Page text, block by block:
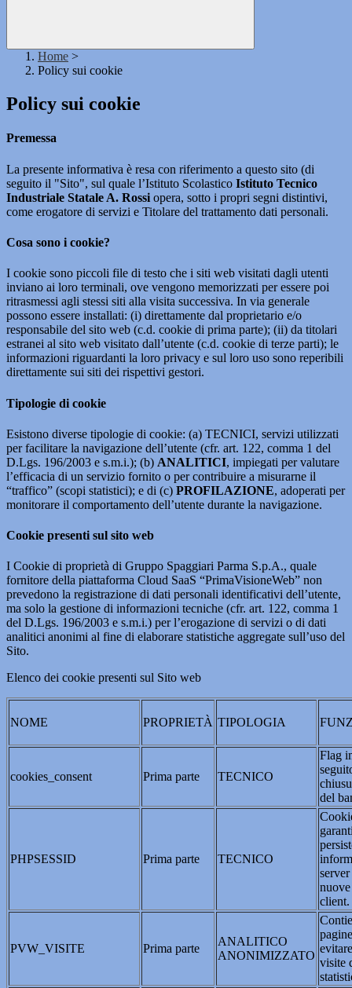
Home >
Policy sui cookie
Policy sui cookie
Premessa
La presente informativa è resa con riferimento a questo sito (di
seguito il "Sito", sul quale l’Istituto Scolastico Istituto Tecnico
Industriale Statale A. Rossi opera, sotto i propri segni distintivi,
come erogatore di servizi e Titolare del trattamento dati personali.
Cosa sono i cookie?
I cookie sono piccoli file di testo che i siti web visitati dagli utenti
inviano ai loro terminali, ove vengono memorizzati per essere poi
ritrasmessi agli stessi siti alla visita successiva. In via generale
possono essere installati: (i) direttamente dal proprietario e/o
responsabile del sito web (c.d. cookie di prima parte); (ii) da titolari
estranei al sito web visitato dall’utente (c.d. cookie di terze parti); le
informazioni riguardanti la loro privacy e sul loro uso sono reperibili
direttamente sui siti dei rispettivi gestori.
Tipologie di cookie
Esistono diverse tipologie di cookie: (a) TECNICI, servizi utilizzati
per facilitare la navigazione dell’utente (cfr. art. 122, comma 1 del
D.Lgs. 196/2003 e s.m.i.); (b) ANALITICI, impiegati per valutare
l’efficacia di un servizio fornito o per contribuire a misurarne il
“traffico” (scopi statistici); e di (c) PROFILAZIONE, adoperati per
monitorare il comportamento dell’utente durante la navigazione.
Cookie presenti sul sito web
I Cookie di proprietà di Gruppo Spaggiari Parma S.p.A., quale
fornitore della piattaforma Cloud SaaS “PrimaVisioneWeb” non
prevedono la registrazione di dati personali identificativi dell’utente,
ma solo la gestione di informazioni tecniche (cfr. art. 122, comma 1
del D.Lgs. 196/2003 e s.m.i.) per l’erogazione di servizi o di dati
analitici anonimi al fine di elaborare statistiche aggregate sull’uso del
Sito.
Elenco dei cookie presenti sul Sito web
NOME PROPRIETÀ TIPOLOGIA
cookies_consent Prima parte TECNICO
Flag
del
PHPSESSID Prima parte TECNICO
client.
PVW_VISITE Prima parte
ANALITICO
ANONIMIZZATO
visite